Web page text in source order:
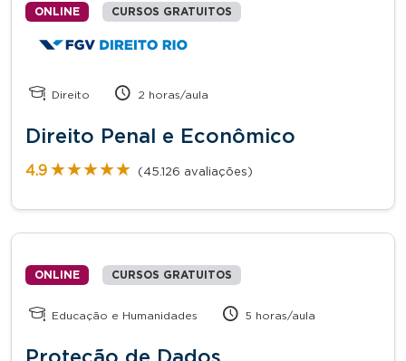
ONLINE CURSOS GRATUITOS
Direito 2 horas/aula
Direito Penal e Econômico
4.9 ★★★★★
★★★★★ (45.126 avaliações)
ONLINE CURSOS GRATUITOS
Educação e Humanidades 5 horas/aula